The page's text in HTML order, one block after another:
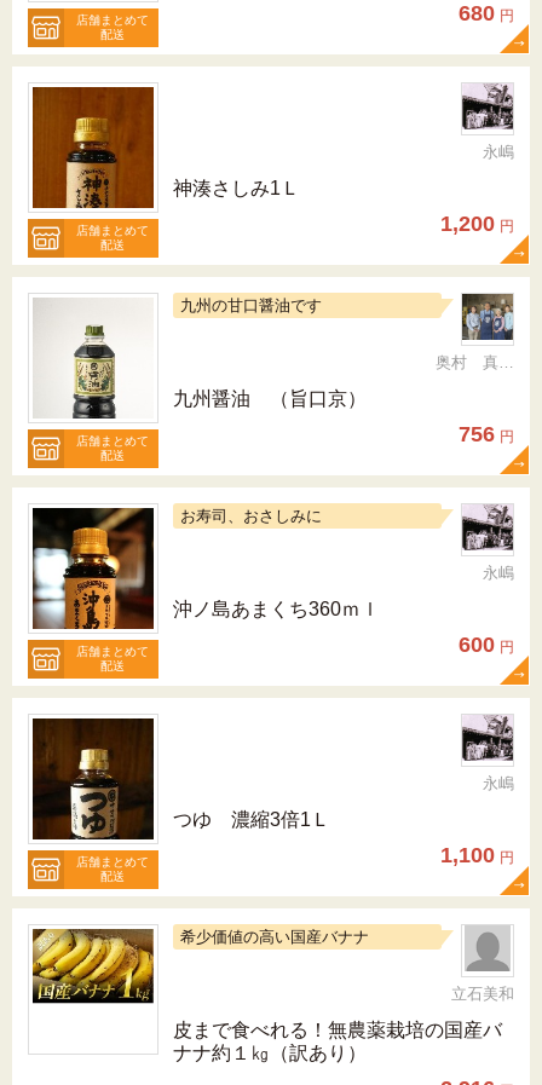
店舗まとめて
配送
680 円
店舗まとめて
配送
永嶋
神湊さしみ1Ｌ
1,200 円
店舗まとめて
配送
九州の甘口醤油です
奥村 真（ちか）
九州醤油 （旨口京）
756 円
店舗まとめて
配送
お寿司、おさしみに
永嶋
沖ノ島あまくち360ｍｌ
600 円
店舗まとめて
配送
永嶋
つゆ 濃縮3倍1Ｌ
1,100 円
希少価値の高い国産バナナ
立石美和
皮まで食べれる！無農薬栽培の国産バ
ナナ約１㎏（訳あり）